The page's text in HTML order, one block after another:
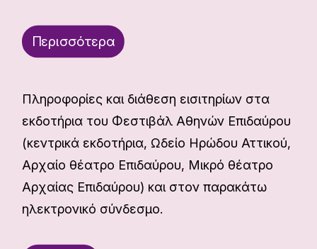
Περισσότερα
Πληροφορίες και διάθεση εισιτηρίων στα
εκδοτήρια του Φεστιβάλ Αθηνών Επιδαύρου
(κεντρικά εκδοτήρια, Ωδείο Ηρώδου Αττικού,
Αρχαίο θέατρο Επιδαύρου, Μικρό θέατρο
Αρχαίας Επιδαύρου) και στον παρακάτω
ηλεκτρονικό σύνδεσμο.